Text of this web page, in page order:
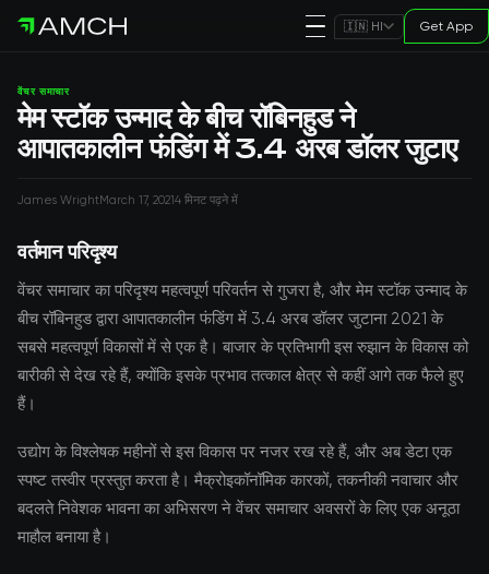
🇮🇳 HI Get App
वेंचर समाचार
मेम स्टॉक उन्माद के बीच रॉबिनहुड ने
आपातकालीन फंडिंग में 3.4 अरब डॉलर जुटाए
James WrightMarch 17, 20214 मिनट पढ़ने में
वर्तमान परिदृश्य
वेंचर समाचार का परिदृश्य महत्वपूर्ण परिवर्तन से गुजरा है, और मेम स्टॉक उन्माद के
बीच रॉबिनहुड द्वारा आपातकालीन फंडिंग में 3.4 अरब डॉलर जुटाना 2021 के
सबसे महत्वपूर्ण विकासों में से एक है। बाजार के प्रतिभागी इस रुझान के विकास को
बारीकी से देख रहे हैं, क्योंकि इसके प्रभाव तत्काल क्षेत्र से कहीं आगे तक फैले हुए
हैं।
उद्योग के विश्लेषक महीनों से इस विकास पर नजर रख रहे हैं, और अब डेटा एक
स्पष्ट तस्वीर प्रस्तुत करता है। मैक्रोइकॉनॉमिक कारकों, तकनीकी नवाचार और
बदलते निवेशक भावना का अभिसरण ने वेंचर समाचार अवसरों के लिए एक अनूठा
माहौल बनाया है।